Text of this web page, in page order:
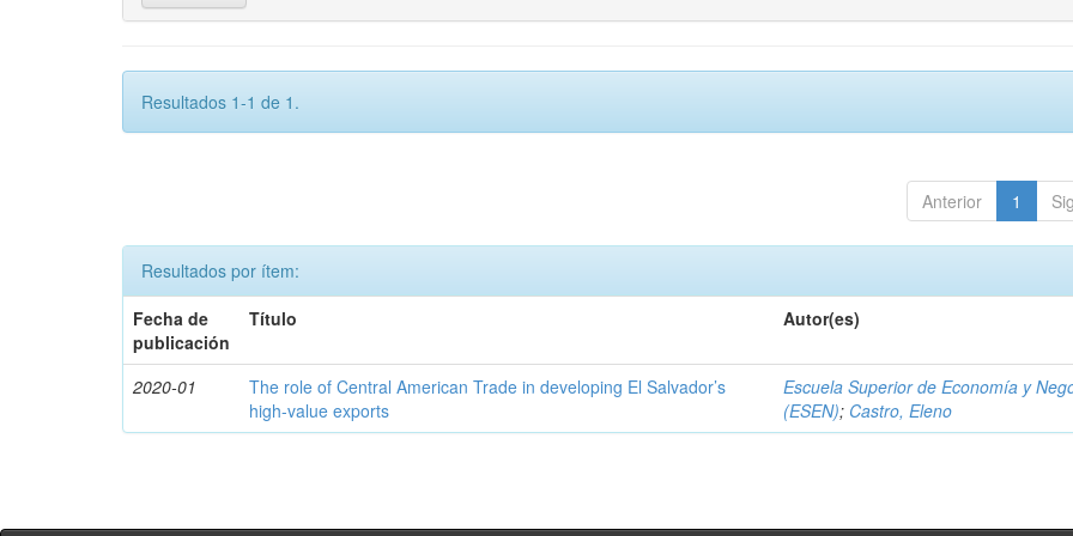
Resultados 1-1 de 1.
Anterior 1
Resultados por ítem:
Fecha de
publicación
Título Autor(es)
2020-01
The role of Central American Trade in developing El Salvador’s
high-value exports
Escuela Superior de Economía y
(ESEN); Castro, Eleno